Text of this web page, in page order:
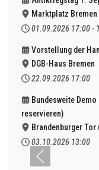
Marktplatz Bremen
01.09.2026 17:00 -
Vorstellung der
DGB-Haus Bremen
22.09.2026 17:00
Bundesweite
reservieren)
Brandenburger
03.10.2026 13:00